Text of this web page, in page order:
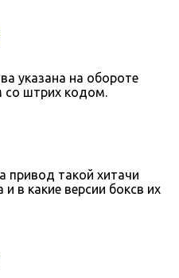
указана на обороте
со штрих кодом.
привод такой хитачи
в какие версии боксв их